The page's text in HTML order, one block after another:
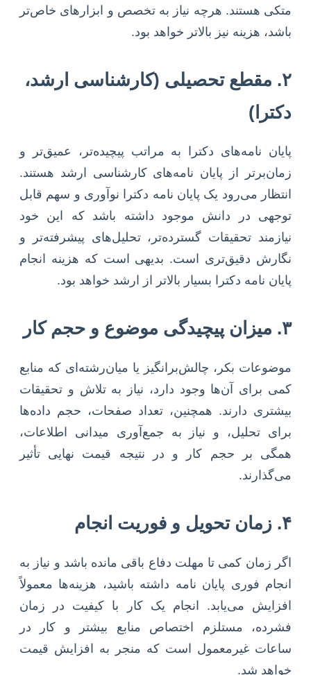
متکی هستند. هرچه نیاز به تخصص و ابزارهای خاص‌تر
باشد، هزینه نیز بالاتر خواهد بود.
۲. مقطع تحصیلی (کارشناسی ارشد،
دکترا)
پایان نامه‌های دکترا به مراتب پیچیده‌تر، عمیق‌تر و
زمان‌برتر از پایان نامه‌های کارشناسی ارشد هستند.
انتظار می‌رود یک پایان نامه دکترا نوآوری و سهم قابل
توجهی در دانش موجود داشته باشد که این خود
نیازمند تحقیقات گسترده‌تر، تحلیل‌های پیشرفته‌تر و
نگارش دقیق‌تری است. بدیهی است که هزینه انجام
پایان نامه دکترا بسیار بالاتر از ارشد خواهد بود.
۳. میزان پیچیدگی موضوع و حجم کار
موضوعات بکر، چالش‌برانگیز یا میان‌رشته‌ای که منابع
کمی برای آن‌ها وجود دارد، نیاز به تلاش و تحقیقات
بیشتری دارند. همچنین، تعداد صفحات، حجم داده‌ها
برای تحلیل، و نیاز به جمع‌آوری میدانی اطلاعات،
همگی بر حجم کار و در نتیجه قیمت نهایی تأثیر
می‌گذارند.
۴. زمان تحویل و فوریت انجام
اگر زمان کمی تا مهلت دفاع باقی مانده باشد و نیاز به
انجام فوری پایان نامه داشته باشید، هزینه‌ها معمولاً
افزایش می‌یابد. انجام یک کار با کیفیت در زمان
فشرده، مستلزم اختصاص منابع بیشتر و کار در
ساعات غیرمعمول است که منجر به افزایش قیمت
خواهد شد.